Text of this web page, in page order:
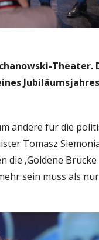
Theater.
andere für die
Tomasz
‚Goldene Brücke
sein muss als